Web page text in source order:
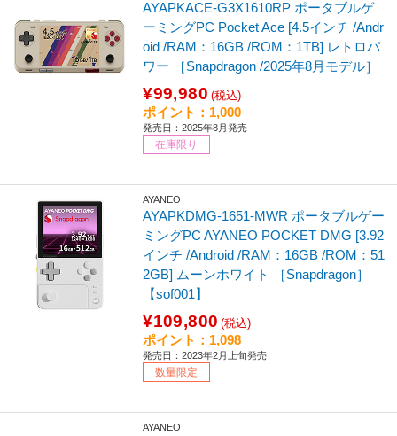
AYAPKACE-G3X1610RP ポータブルゲ
ーミングPC Pocket Ace [4.5インチ /Andr
oid /RAM：16GB /ROM：1TB] レトロパ
ワー ［Snapdragon /2025年8月モデル］
¥99,980 (税込)
ポイント：1,000
発売日：2025年8月発売
在庫限り
AYANEO
AYAPKDMG-1651-MWR ポータブルゲー
ミングPC AYANEO POCKET DMG [3.92
インチ /Android /RAM：16GB /ROM：51
2GB] ムーンホワイト ［Snapdragon］
【sof001】
¥109,800 (税込)
ポイント：1,098
発売日：2023年2月上旬発売
数量限定
AYANEO